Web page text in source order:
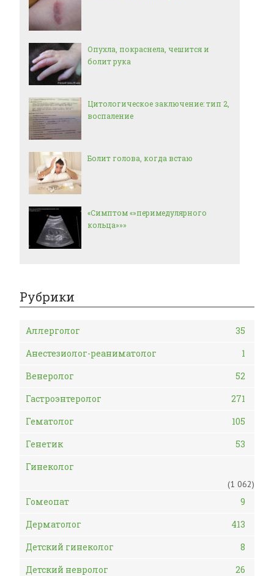
Опухла, покраснела, чешится и
болит рука
Цитологическое заключение: тип 2,
воспаление
Болит голова, когда встаю
«Симптом «»перимедулярного
кольца»»»
Рубрики
Аллерголог
35
Анестезиолог-реаниматолог
1
Венеролог
52
Гастроэнтеролог
271
Гематолог
105
Генетик
53
Гинеколог
(1 062)
Гомеопат
9
Дерматолог
413
Детский гинеколог
8
Детский невролог
26